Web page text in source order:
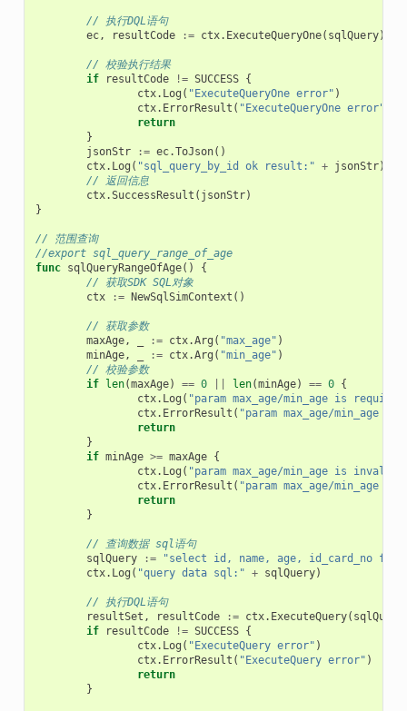
// 执行DQL语句
ec, resultCode := ctx. ExecuteQueryOne( sqlQuery)
// 校验执行结果
if
resultCode != SUCCESS {
ctx. Log ( "ExecuteQueryOne error" )
ctx. ErrorResult ( "ExecuteQueryOne error"
return
}
jsonStr
:= ec.ToJson()
ctx. Log ( "sql_query_by_id ok result:" + jsonStr)
// 返回信息
ctx.SuccessResult ( jsonStr)
}
// 范围查询
//export sql_query_range_of_age
func sqlQueryRangeOfAge()
{
// 获取SDK SQL对象
ctx
:= NewSqlSimContext ()
// 获取参数
maxAge, := ctx.Arg ( "max_age" )
minAge, := ctx.Arg ( "min_age" )
// 校验参数
if
len(maxAge) == 0 len(minAge) == 0 {
ctx. Log ( "param max_age/min_age is
ctx. ErrorResult ( "param max_age/min_age
return
}
if minAge >= maxAge {
ctx. Log ( "param max_age/min_age is invalid"
ctx. ErrorResult ( "param max_age/min_age
return
}
// 查询数据 sql语句
sqlQuery
:=
"select id, name, age, id_card_no from
ctx. Log ( "query data sql:" + sqlQuery)
// 执行DQL语句
resultSet , resultCode := ctx. ExecuteQuery( sqlQuery
if
resultCode != SUCCESS {
ctx. Log ( "ExecuteQuery error" )
ctx. ErrorResult ( "ExecuteQuery error" )
return
}